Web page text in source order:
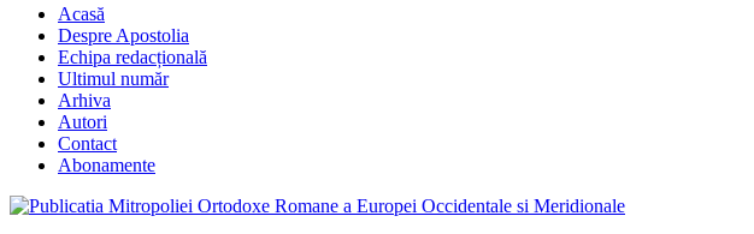
Acasă
Despre Apostolia
Echipa redacțională
Ultimul număr
Arhiva
Autori
Contact
Abonamente